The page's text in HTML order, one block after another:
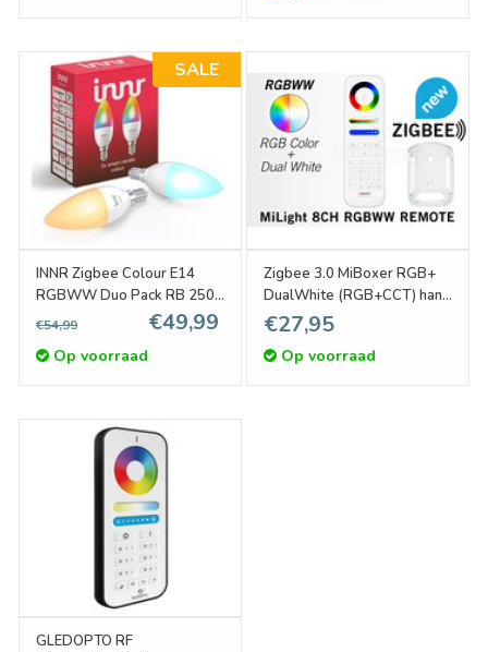
SALE
INNR Zigbee Colour E14
RGBWW Duo Pack RB 250
C-2
€54,99 €49,99
Op voorraad
Zigbee 3.0 MiBoxer RGB+
DualWhite (RGB+CCT) hand
afstandsbediening, 7-zones,
2xAAA
€27,95
Op voorraad
GLEDOPTO RF